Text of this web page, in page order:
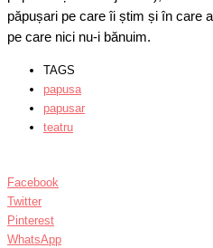
păpușari pe care îi știm și în care
pe care nici nu-i bănuim.
TAGS
papusa
papusar
teatru
Facebook
Twitter
Pinterest
WhatsApp